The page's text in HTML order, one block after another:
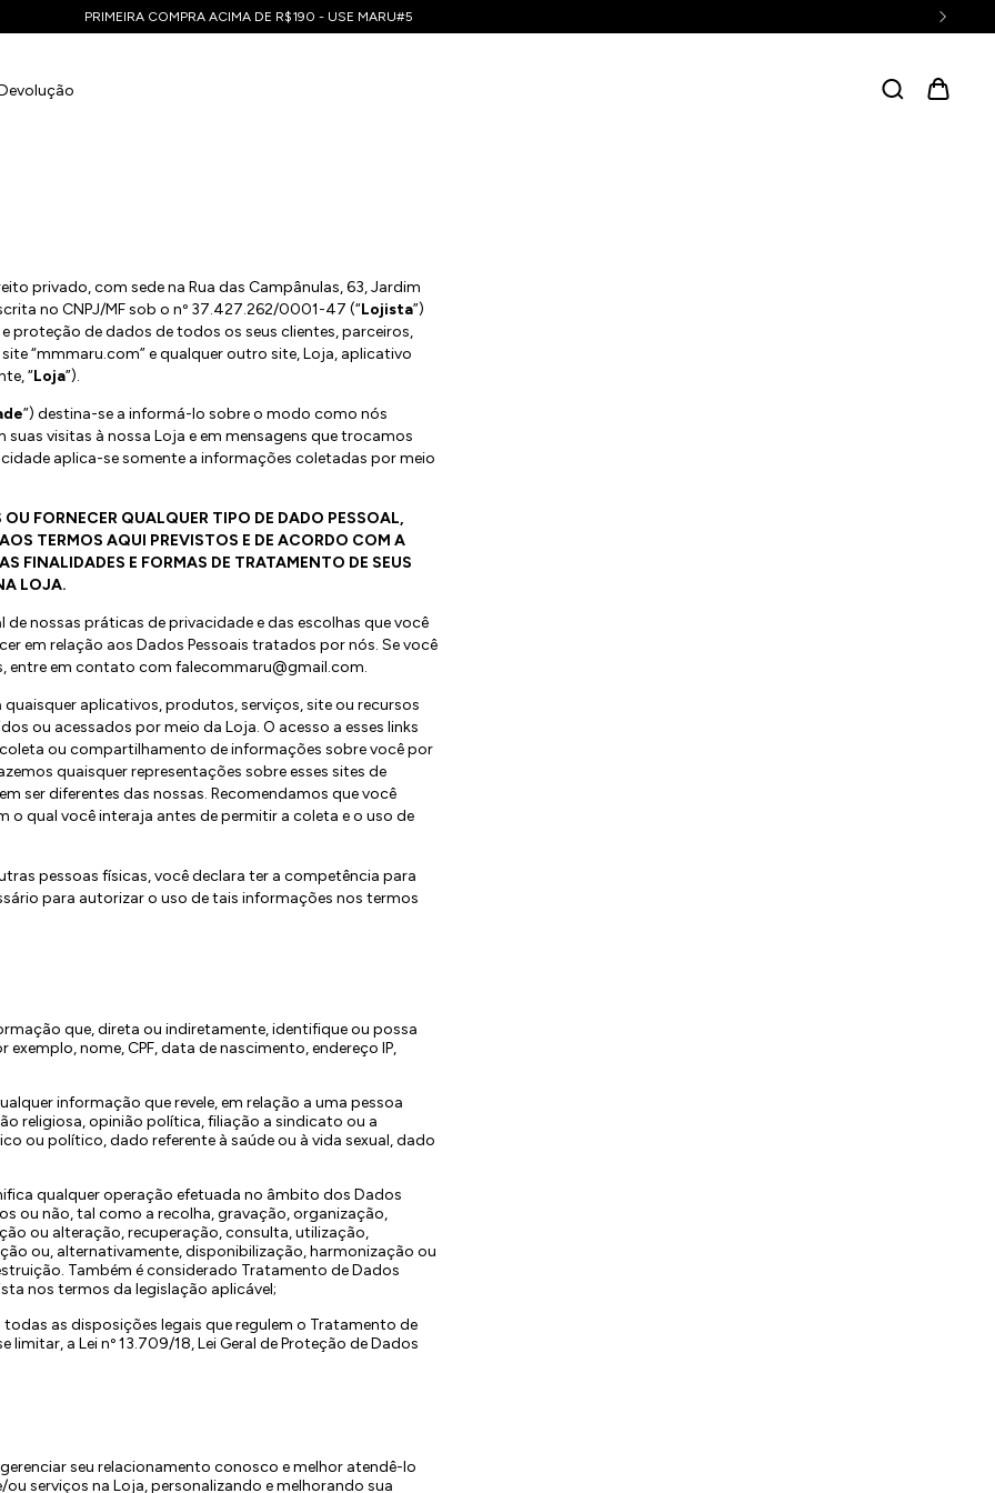
PRIMEIRA COMPRA ACIMA DE R$190 - USE MARU#5
privado, com sede na Rua das Campânulas, 63, Jardim
no CNPJ/MF sob o nº 37.427.262/0001-47 (“Lojista”)
proteção de dados de todos os seus clientes, parceiros,
site “mmmaru.com” e qualquer outro site, Loja, aplicativo
“Loja”).
”) destina-se a informá-lo sobre o modo como nós
visitas à nossa Loja e em mensagens que trocamos
aplica-se somente a informações coletadas por meio
FORNECER QUALQUER TIPO DE DADO PESSOAL,
TERMOS AQUI PREVISTOS E DE ACORDO COM A
FINALIDADES E FORMAS DE TRATAMENTO DE SEUS
LOJA.
nossas práticas de privacidade e das escolhas que você
em relação aos Dados Pessoais tratados por nós. Se você
entre em contato com falecommaru@gmail.com.
quaisquer aplicativos, produtos, serviços, site ou recursos
ou acessados por meio da Loja. O acesso a esses links
ou compartilhamento de informações sobre você por
quaisquer representações sobre esses sites de
ser diferentes das nossas. Recomendamos que você
o qual você interaja antes de permitir a coleta e o uso de
pessoas físicas, você declara ter a competência para
para autorizar o uso de tais informações nos termos
que, direta ou indiretamente, identifique ou possa
nome, CPF, data de nascimento, endereço IP,
informação que revele, em relação a uma pessoa
religiosa, opinião política, filiação a sindicato ou a
ou político, dado referente à saúde ou à vida sexual, dado
qualquer operação efetuada no âmbito dos Dados
ou não, tal como a recolha, gravação, organização,
ou alteração, recuperação, consulta, utilização,
ou, alternativamente, disponibilização, harmonização ou
Também é considerado Tratamento de Dados
nos termos da legislação aplicável;
as disposições legais que regulem o Tratamento de
limitar, a Lei nº 13.709/18, Lei Geral de Proteção de Dados
seu relacionamento conosco e melhor atendê-lo
serviços na Loja, personalizando e melhorando sua